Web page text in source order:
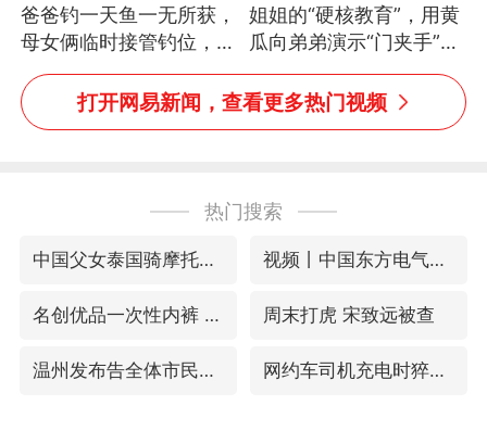
爸爸钓一天鱼一无所获，
母女俩临时接管钓位，用
玩具鱼竿钓上大鱼
姐姐的“硬核教育”，用黄
瓜向弟弟演示“门夹手”，
网友：果然言传不如身
教！
打开网易新闻，查看更多热门视频
热门搜索
中国父女泰国骑摩托车坠崖1死1伤 视频丨中国东方电气集团原党组副书记、董事宋致远被查
名创优品一次性内裤 颜面尽失 周末打虎 宋致远被查
温州发布告全体市民书：非必要不外出 网约车司机充电时猝死保险拒赔